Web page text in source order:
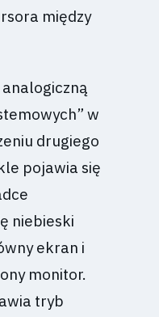
między
w
drugiego
pojawia się
niebieski
ekran i
monitor.
tryb